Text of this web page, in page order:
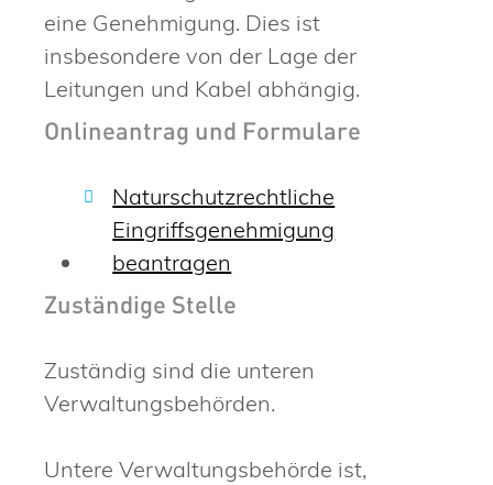
eine Genehmigung. Dies ist
insbesondere von der Lage der
Leitungen und Kabel abhängig.
Onlineantrag und Formulare
Naturschutzrechtliche
Eingriffsgenehmigung
beantragen
Zuständige Stelle
Zuständig sind die unteren
Verwaltungsbehörden.
Untere Verwaltungsbehörde ist,